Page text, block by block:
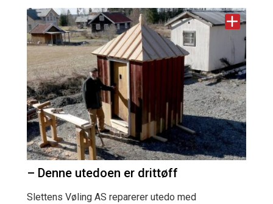
– Denne utedoen er drittøff
Slettens Vøling AS reparerer utedo med